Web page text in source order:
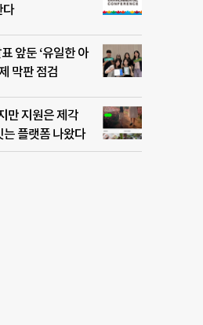
다
앞둔 ‘유일한 아
막판 점검
만 지원은 제각
플랫폼 나왔다